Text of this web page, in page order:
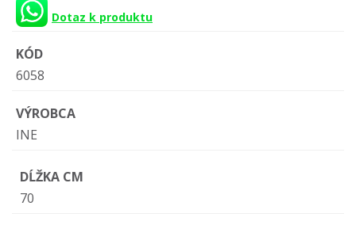
Dotaz k produktu
KÓD
6058
VÝROBCA
INE
DĹŽKA CM
70